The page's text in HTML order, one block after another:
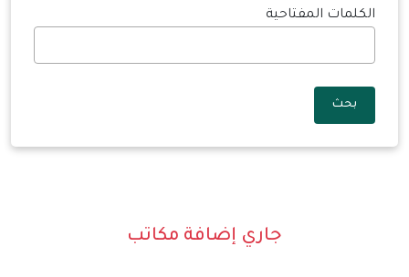
الكلمات المفتاحية
بحث
جاري إضافة مكاتب